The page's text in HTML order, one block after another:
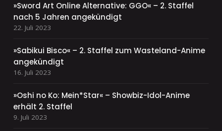
»Sword Art Online Alternative: GGO« – 2. Staffel
nach 5 Jahren angekündigt
22. Juli 2023
»Sabikui Bisco« – 2. Staffel zum Wasteland-Anime
angekündigt
16. Juli 2023
»Oshi no Ko: Mein*Star« – Showbiz-Idol-Anime
erhält 2. Staffel
9. Juli 2023